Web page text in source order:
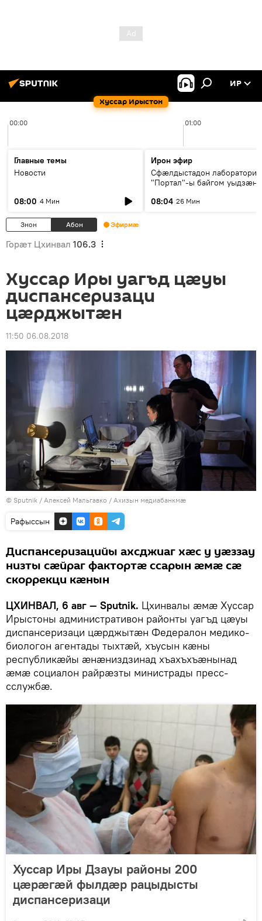
Хуссар Ирыстон
ИР
00:00 01:00
Главные темы
Новости
08:00 4 Мин
Ирон эфир
Сфæлдыстадон лаборатори
"Портал"-ы байгом уыдзæн
Æхсары куыстыты равдыст
08:04 26 Мин
Знон Абон Эфирмæ
Горӕт Цхинвал 106.3
Хуссар Иры уагъд цӕуы
диспансеризаци
цӕрджытӕн
11:50 06.08.2018
© Sputnik / Алексей Мальгавко / Ахизын медиабанкмæ
Рафыссын
Диспансеризацийы ахсджиаг хӕс у уӕззау
низты сӕйраг фактортӕ ссарын ӕмӕ сӕ
скоррекци кӕнын
ЦХИНВАЛ, 6 авг — Sputnik. Цхинвалы ӕмӕ Хуссар
Ирыстоны административон районты уагъд цӕуы
диспансеризаци цӕрджытӕн Федералон медико-
биологон агентады тыхтӕй, хъусын кӕны
республикӕйы ӕнӕниздзинад хъахъхъӕнынад
ӕмӕ социалон райрӕзты министрады пресс-
сслужбӕ.
Хуссар Иры Дзауы районы 200
цӕрӕгӕй фылдӕр рацыдысты
диспансеризаци